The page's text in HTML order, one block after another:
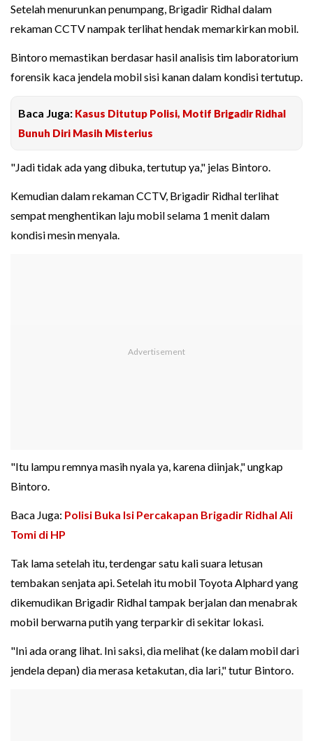
Setelah menurunkan penumpang, Brigadir Ridhal dalam
rekaman CCTV nampak terlihat hendak memarkirkan mobil.
Bintoro memastikan berdasar hasil analisis tim laboratorium
forensik kaca jendela mobil sisi kanan dalam kondisi tertutup.
Baca Juga: Kasus Ditutup Polisi, Motif Brigadir Ridhal
Bunuh Diri Masih Misterius
"Jadi tidak ada yang dibuka, tertutup ya," jelas Bintoro.
Kemudian dalam rekaman CCTV, Brigadir Ridhal terlihat
sempat menghentikan laju mobil selama 1 menit dalam
kondisi mesin menyala.
"Itu lampu remnya masih nyala ya, karena diinjak," ungkap
Bintoro.
Baca Juga: Polisi Buka Isi Percakapan Brigadir Ridhal Ali
Tomi di HP
Tak lama setelah itu, terdengar satu kali suara letusan
tembakan senjata api. Setelah itu mobil Toyota Alphard yang
dikemudikan Brigadir Ridhal tampak berjalan dan menabrak
mobil berwarna putih yang terparkir di sekitar lokasi.
"Ini ada orang lihat. Ini saksi, dia melihat (ke dalam mobil dari
jendela depan) dia merasa ketakutan, dia lari," tutur Bintoro.